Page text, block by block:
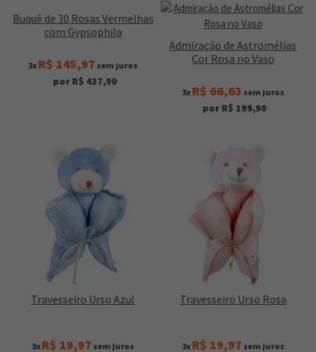
Buquê de 30 Rosas Vermelhas
com Gypsophila
3x R$ 145,97 sem juros
por R$ 437,90
Admiração de Astromélias
Cor Rosa no Vaso
3x R$ 66,63 sem juros
por R$ 199,90
Travesseiro Urso Azul
3x R$ 19,97 sem juros
Travesseiro Urso Rosa
3x R$ 19,97 sem juros